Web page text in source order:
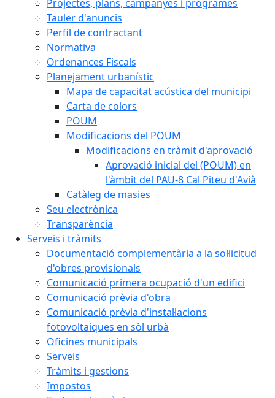
Projectes, plans, campanyes i programes
Tauler d'anuncis
Perfil de contractant
Normativa
Ordenances Fiscals
Planejament urbanístic
Mapa de capacitat acústica del municipi
Carta de colors
POUM
Modificacions del POUM
Modificacions en tràmit d'aprovació
Aprovació inicial del (POUM) en
l'àmbit del PAU-8 Cal Piteu d'Avià
Catàleg de masies
Seu electrònica
Transparència
Serveis i tràmits
Documentació complementària a la sol·licitud
d'obres provisionals
Comunicació primera ocupació d'un edifici
Comunicació prèvia d'obra
Comunicació prèvia d'instal·lacions
fotovoltaiques en sòl urbà
Oficines municipals
Serveis
Tràmits i gestions
Impostos